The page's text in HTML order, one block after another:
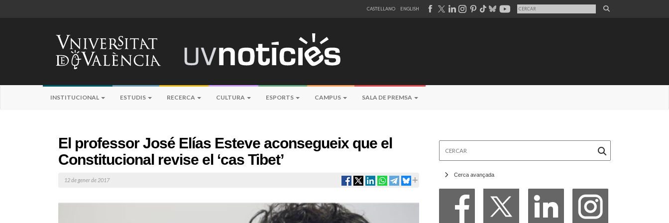
CASTELLANO ENGLISH
INSTITUCIONAL ESTUDIS RECERCA CULTURA ESPORTS CAMPUS SALA DE PREMSA
El professor José Elías Esteve aconsegueix que el
Constitucional revise el ‘cas Tibet’
12 de gener de 2017
Cerca avançada